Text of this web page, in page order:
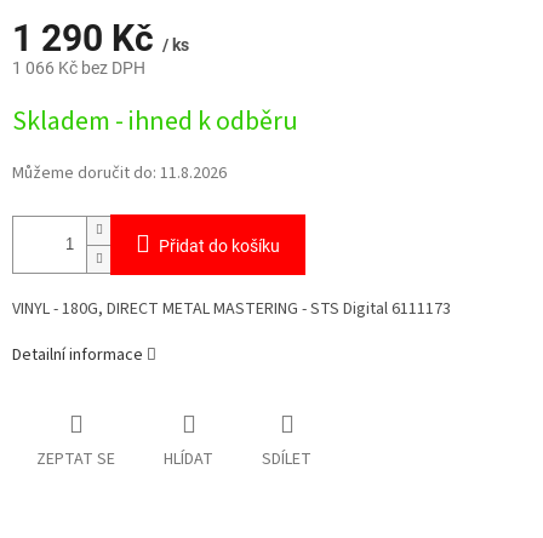
1 290 Kč / ks
1 066 Kč bez DPH
cena:
Skladem - ihned k odběru
Můžeme doručit do: 11.8.2026
Přidat do košíku
VINYL - 180G, DIRECT METAL MASTERING - STS Digital 6111173
Detailní informace
ZEPTAT SE HLÍDAT SDÍLET